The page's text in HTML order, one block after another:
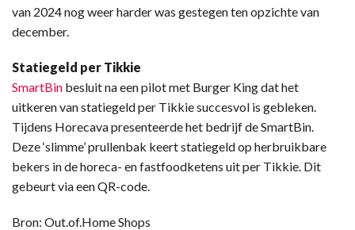
van 2024 nog weer harder was gestegen ten opzichte van
december.
Statiegeld per Tikkie
SmartBin besluit na een pilot met Burger King dat het
uitkeren van statiegeld per Tikkie succesvol is gebleken.
Tijdens Horecava presenteerde het bedrijf de SmartBin.
Deze ‘slimme’ prullenbak keert statiegeld op herbruikbare
bekers in de horeca- en fastfoodketens uit per Tikkie. Dit
gebeurt via een QR-code.
Bron: Out.of.Home Shops